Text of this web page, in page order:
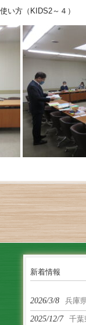
（KIDS2～４）
新着情報
2026/3/8 兵庫
2025/12/7 千葉